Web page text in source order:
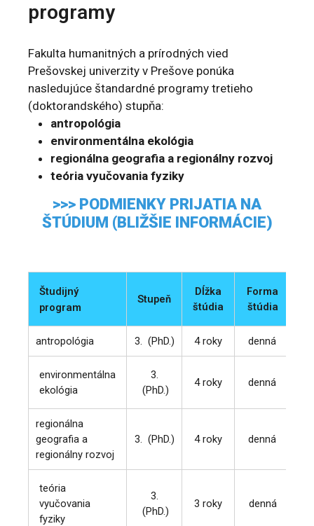
programy
Fakulta humanitných a prírodných vied
Prešovskej univerzity v Prešove ponúka
nasledujúce štandardné programy tretieho
(doktorandského) stupňa:
antropológia
environmentálna ekológia
regionálna geografia a regionálny rozvoj
teória vyučovania fyziky
>>> PODMIENKY PRIJATIA NA
ŠTÚDIUM (BLIŽŠIE INFORMÁCIE)
Študijný
program
Stupeň
Dĺžka
štúdia
Forma
štúdia
antropológia 3. (PhD.) 4 roky denná
environmentálna
ekológia
3.
(PhD.)
4 roky denná
regionálna
geografia a
regionálny rozvoj
3. (PhD.) 4 roky denná
teória
vyučovania
fyziky
3.
(PhD.)
3 roky denná